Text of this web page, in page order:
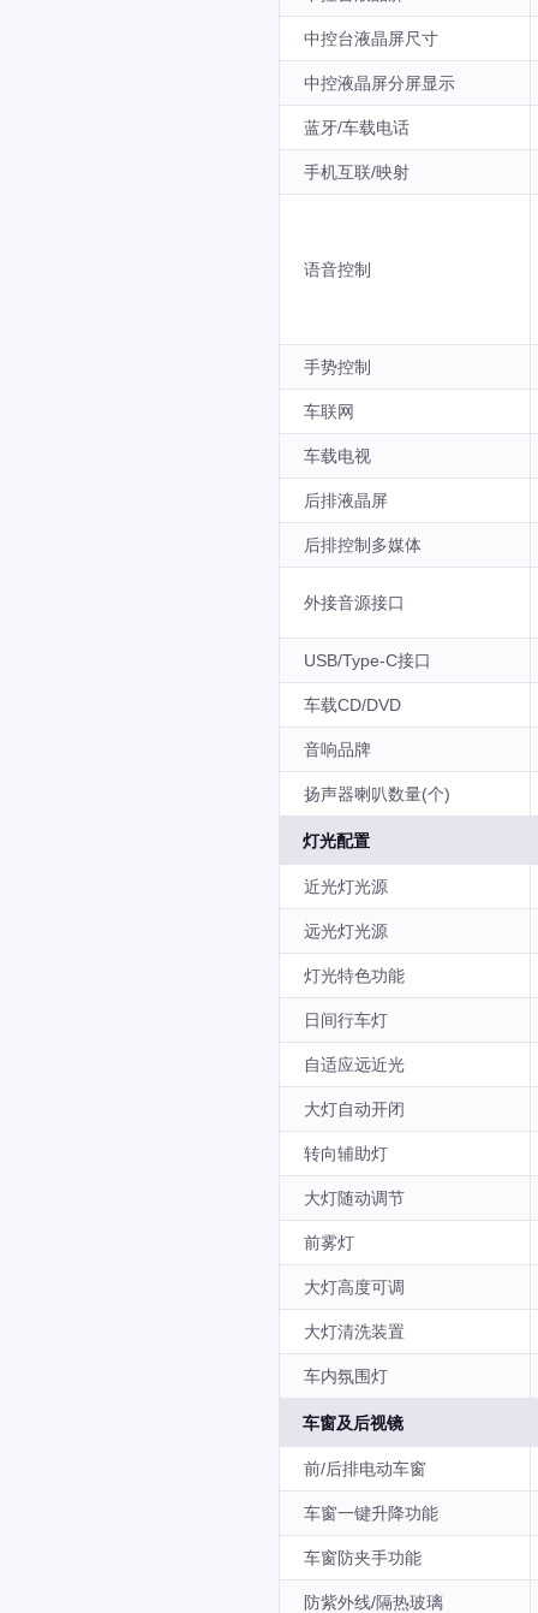
中控台液晶屏尺寸
中控液晶屏分屏显示
蓝牙/车载电话
手机互联/映射
语音控制
手势控制
车联网
车载电视
后排液晶屏
后排控制多媒体
外接音源接口
USB/Type-C接口
车载CD/DVD
音响品牌
扬声器喇叭数量(个)
灯光配置
近光灯光源
远光灯光源
灯光特色功能
日间行车灯
自适应远近光
大灯自动开闭
转向辅助灯
大灯随动调节
前雾灯
大灯高度可调
大灯清洗装置
车内氛围灯
车窗及后视镜
前/后排电动车窗
车窗一键升降功能
车窗防夹手功能
防紫外线/隔热玻璃